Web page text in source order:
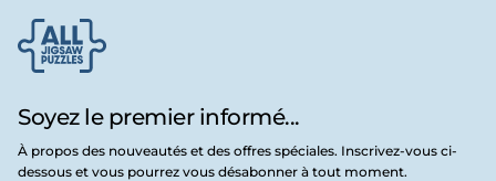
Soyez le premier informé...
À propos des nouveautés et des offres spéciales. Inscrivez-vous ci-
dessous et vous pourrez vous désabonner à tout moment.